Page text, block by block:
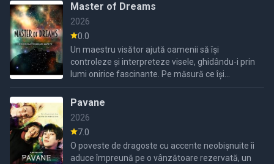
Master of Dreams
2026
0.0
Un maestru visător ajută oamenii să își
controleze și interpreteze visele, ghidându-i prin
lumi onirice fascinante. Pe măsură ce își
aprofundează puterile, el descoperă că granița
Pavane
2026
7.0
O poveste de dragoste cu accente neobișnuite îi
aduce împreună pe o vânzătoare rezervată, un